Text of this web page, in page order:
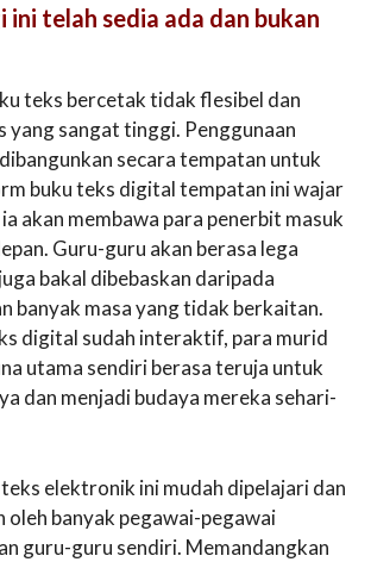
ini telah sedia ada dan bukan
teks bercetak tidak flesibel dan
yang sangat tinggi. Penggunaan
secara tempatan untuk
buku teks digital tempatan ini wajar
akan membawa para penerbit masuk
Guru-guru akan berasa lega
bakal dibebaskan daripada
banyak masa yang tidak berkaitan.
digital sudah interaktif, para murid
utama sendiri berasa teruja untuk
dan menjadi budaya mereka sehari-
elektronik ini mudah dipelajari dan
oleh banyak pegawai-pegawai
guru-guru sendiri. Memandangkan